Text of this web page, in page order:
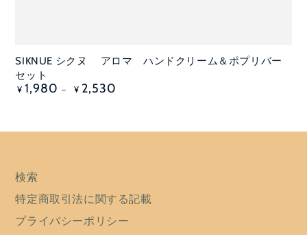
SIKNUE シクヌ アロマ ハンドクリーム＆ポプリバー
セット
定
価
¥ 1,980 ¥ 2,530
検索
特定商取引法に関する記載
プライバシーポリシー